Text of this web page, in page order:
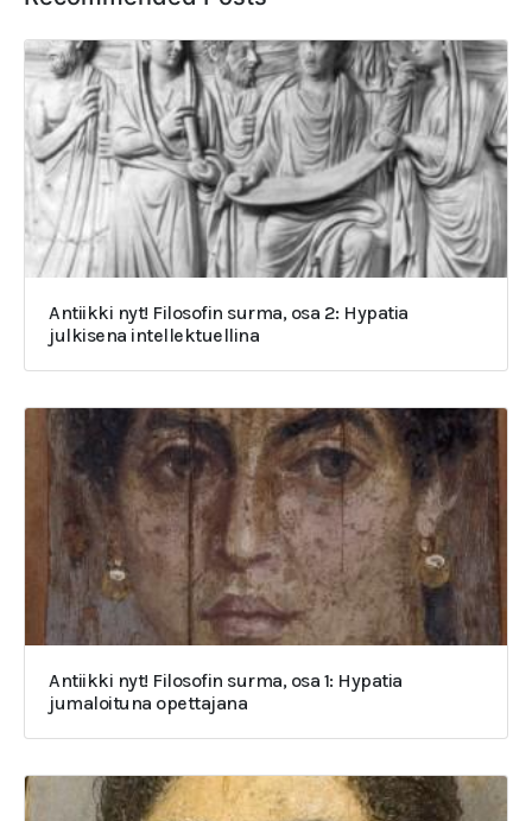
Antiikki nyt! Filosofin surma, osa 2: Hypatia
julkisena intellektuellina
Antiikki nyt! Filosofin surma, osa 1: Hypatia
jumaloituna opettajana